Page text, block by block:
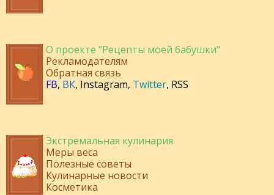
О проекте "Рецепты моей бабушки"
Рекламодателям
Обратная связь
FB, ВК, Instagram, Twitter, RSS
Экстремальная кулинария
Меры веса
Полезные советы
Кулинарные новости
Косметика